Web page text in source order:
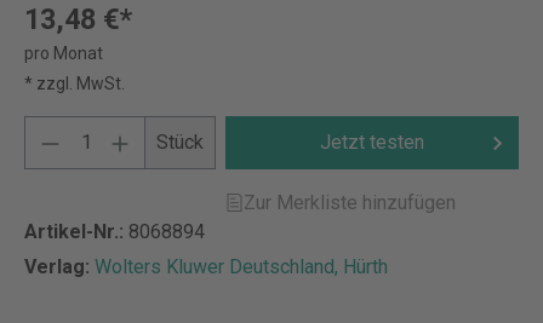
13,48 €*
pro Monat
* zzgl. MwSt.
Stück Jetzt testen
Zur Merkliste hinzufügen
Artikel-Nr.: 8068894
Verlag: Wolters Kluwer Deutschland, Hürth